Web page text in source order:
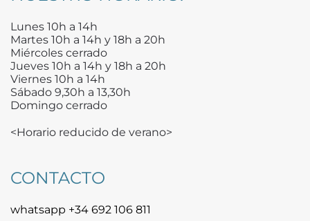
Lunes 10h a 14h
Martes 10h a 14h y 18h a 20h
Miércoles cerrado
Jueves 10h a 14h y 18h a 20h
Viernes 10h a 14h
Sábado 9,30h a 13,30h
Domingo cerrado
<Horario reducido de verano>
CONTACTO
whatsapp +34 692 106 811